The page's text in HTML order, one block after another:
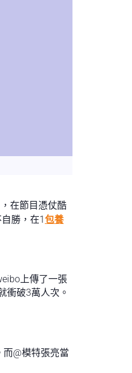
，在節目憑仗酷
勝，在1包養
上傳了一張
衝破3萬人次。
@模特張亮當